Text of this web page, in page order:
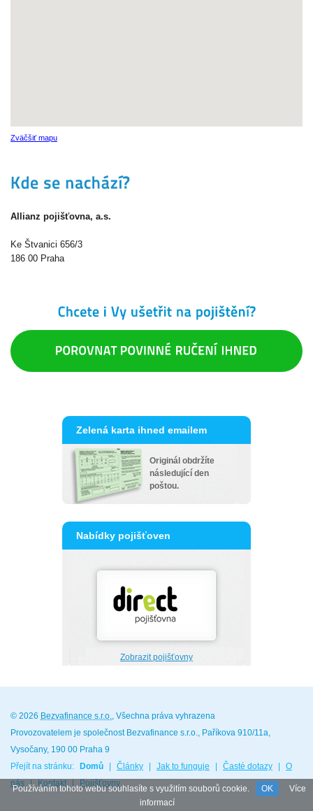
Zväčšiť mapu
Allianz pojišťovna, a.s.
Ke Štvanici 656/3
186 00 Praha
Zelená karta ihned emailem
Originál obdržíte
následující den
poštou.
Nabídky pojišťoven
Zobrazit pojišťovny
© 2026 Bezvafinance s.r.o., Všechna práva vyhrazena
Provozovatelem je společnost Bezvafinance s.r.o., Paříkova 910/11a,
Vysočany, 190 00 Praha 9
Přejít na stránku: Domů | Články | Jak to funguje | Časté dotazy |
O
nás | Kontakt | Pojišťovny
Používáním tohoto webu souhlasíte s využitím souborů cookie. OK
Více
informací